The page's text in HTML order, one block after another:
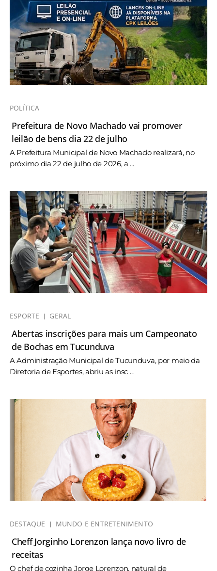
POLÍTICA
Prefeitura de Novo Machado vai promover
leilão de bens dia 22 de julho
A Prefeitura Municipal de Novo Machado realizará, no
próximo dia 22 de julho de 2026, a ...
ESPORTE GERAL
Abertas inscrições para mais um Campeonato
de Bochas em Tucunduva
A Administração Municipal de Tucunduva, por meio da
Diretoria de Esportes, abriu as insc ...
DESTAQUE MUNDO E ENTRETENIMENTO
Cheff Jorginho Lorenzon lança novo livro de
receitas
O chef de cozinha Jorge Lorenzon, natural de